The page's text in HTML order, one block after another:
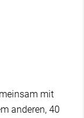
mit
anderen, 40